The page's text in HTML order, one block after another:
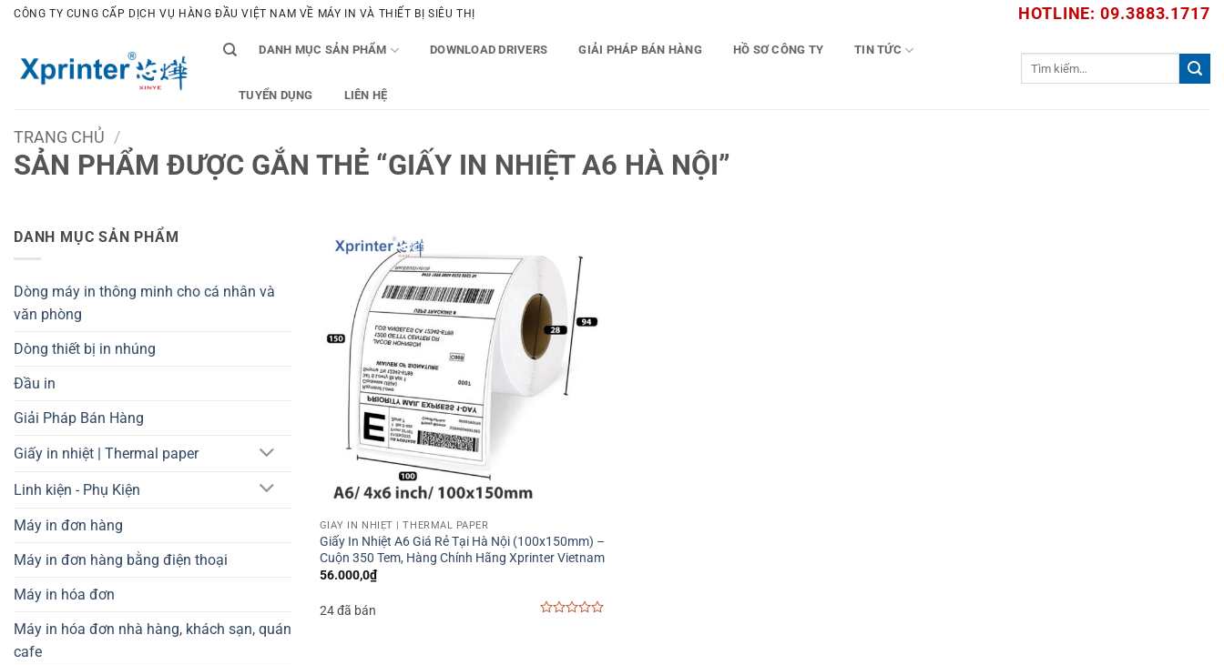
Bỏ
dung
CÔNG TY CUNG CẤP DỊCH VỤ HÀNG ĐẦU VIỆT NAM VỀ MÁY IN VÀ THIẾT BỊ SIÊU THỊ HOTLINE: 09.3883.1717
DANH MỤC SẢN PHẨM DOWNLOAD DRIVERS GIẢI PHÁP BÁN HÀNG HỒ SƠ CÔNG TY TIN TỨC
TUYỂN DỤNG LIÊN HỆ
TRANG CHỦ /
SẢN PHẨM ĐƯỢC GẮN THẺ “GIẤY IN NHIỆT A6 HÀ NỘI”
DANH MỤC SẢN PHẨM
Dòng máy in thông minh cho cá nhân và
văn phòng
Dòng thiết bị in nhúng
Đầu in
Giải Pháp Bán Hàng
Giấy in nhiệt | Thermal paper
Linh kiện - Phụ Kiện
Máy in đơn hàng
Máy in đơn hàng bằng điện thoại
Máy in hóa đơn
Máy in hóa đơn nhà hàng, khách sạn, quán
cafe
GIẤY IN NHIỆT | THERMAL PAPER
Giấy In Nhiệt A6 Giá Rẻ Tại Hà Nội (100x150mm) –
Cuộn 350 Tem, Hàng Chính Hãng Xprinter Vietnam
56.000,0₫
24 đã bán